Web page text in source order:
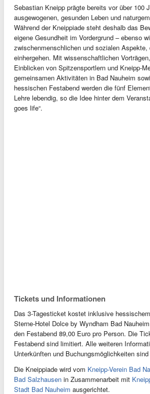
Sebastian Kneipp prägte bereits vor über 100
ausgewogenen, gesunden Leben und
Während der Kneippiade steht deshalb das
eigene Gesundheit im Vordergrund – ebenso
zwischenmenschlichen und sozialen Aspekte,
einhergehen. Mit wissenschaftlichen
Einblicken von Spitzensportlern und Kneipp-
gemeinsamen Aktivitäten in Bad Nauheim
hessischen Festabend werden die fünf
Lehre lebendig, so die Idee hinter dem
goes life“.
Tickets und Informationen
Das 3-Tagesticket kostet inklusive
Sterne-Hotel Dolce by Wyndham Bad
den Festabend 89,00 Euro pro Person. Die
Festabend sind limitiert. Alle weiteren
Unterkünften und Buchungsmöglichkeiten
Die Kneippiade wird vom Kneipp-Verein Bad
Bad Salzhausen in Zusammenarbeit mit
Stadt Bad Nauheim ausgerichtet.